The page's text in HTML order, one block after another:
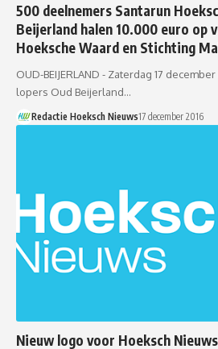
500 deelnemers Santarun
Beijerland halen 10.000 euro op
Hoeksche Waard en Stichting
OUD-BEIJERLAND - Zaterdag 17
lopers Oud Beijerland…
Redactie Hoeksch Nieuws17 december 2016
Nieuw logo voor Hoeksch